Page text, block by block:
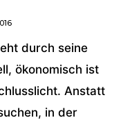
durch seine
ökonomisch ist
Anstatt
in der